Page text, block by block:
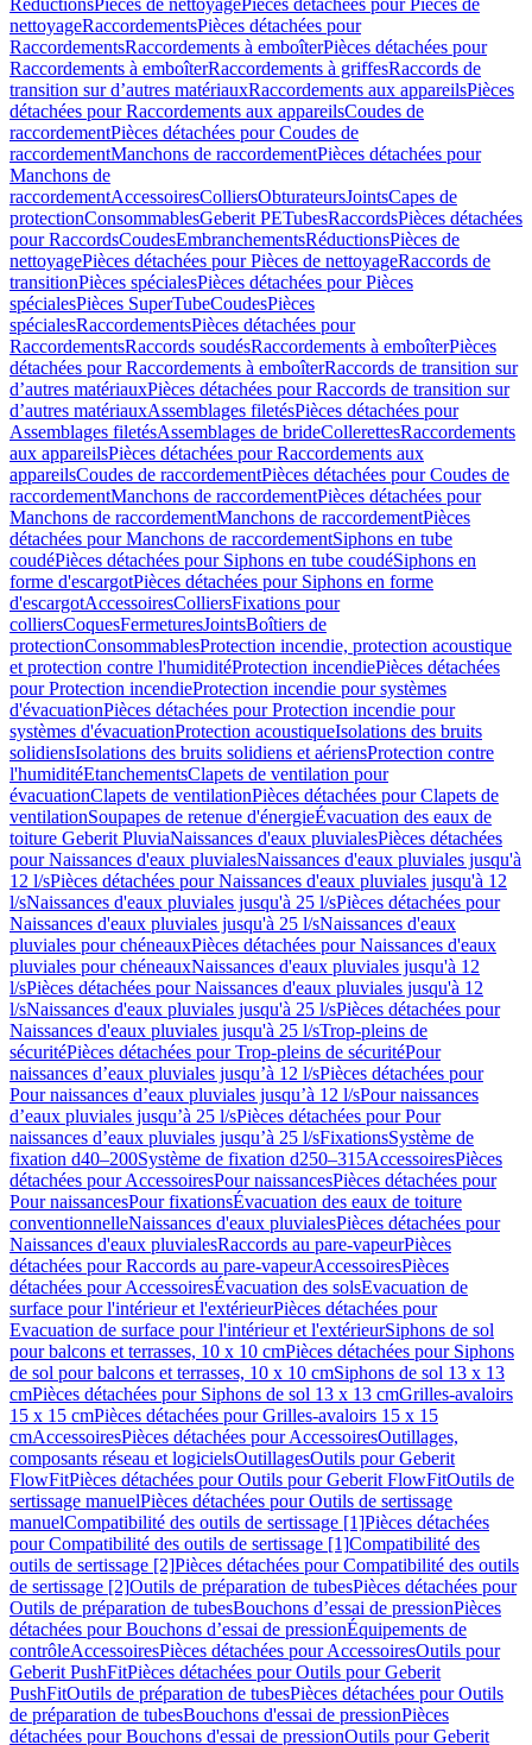
RéductionsPièces de nettoyagePièces détachées pour Pièces de
nettoyageRaccordementsPièces détachées pour
RaccordementsRaccordements à emboîterPièces détachées pour
Raccordements à emboîterRaccordements à griffesRaccords de
transition sur d’autres matériauxRaccordements aux appareilsPièces
détachées pour Raccordements aux appareilsCoudes de
raccordementPièces détachées pour Coudes de
raccordementManchons de raccordementPièces détachées pour
Manchons de
raccordementAccessoiresColliersObturateursJointsCapes de
protectionConsommablesGeberit PETubesRaccordsPièces détachées
pour RaccordsCoudesEmbranchementsRéductionsPièces de
nettoyagePièces détachées pour Pièces de nettoyageRaccords de
transitionPièces spécialesPièces détachées pour Pièces
spécialesPièces SuperTubeCoudesPièces
spécialesRaccordementsPièces détachées pour
RaccordementsRaccords soudésRaccordements à emboîterPièces
détachées pour Raccordements à emboîterRaccords de transition sur
d’autres matériauxPièces détachées pour Raccords de transition sur
d’autres matériauxAssemblages filetésPièces détachées pour
Assemblages filetésAssemblages de brideCollerettesRaccordements
aux appareilsPièces détachées pour Raccordements aux
appareilsCoudes de raccordementPièces détachées pour Coudes de
raccordementManchons de raccordementPièces détachées pour
Manchons de raccordementManchons de raccordementPièces
détachées pour Manchons de raccordementSiphons en tube
coudéPièces détachées pour Siphons en tube coudéSiphons en
forme d'escargotPièces détachées pour Siphons en forme
d'escargotAccessoiresColliersFixations pour
colliersCoquesFermeturesJointsBoîtiers de
protectionConsommablesProtection incendie, protection acoustique
et protection contre l'humiditéProtection incendiePièces détachées
pour Protection incendieProtection incendie pour systèmes
d'évacuationPièces détachées pour Protection incendie pour
systèmes d'évacuationProtection acoustiqueIsolations des bruits
solidiensIsolations des bruits solidiens et aériensProtection contre
l'humiditéEtanchementsClapets de ventilation pour
évacuationClapets de ventilationPièces détachées pour Clapets de
ventilationSoupapes de retenue d'énergieÉvacuation des eaux de
toiture Geberit PluviaNaissances d'eaux pluvialesPièces détachées
pour Naissances d'eaux pluvialesNaissances d'eaux pluviales jusqu'à
12 l/sPièces détachées pour Naissances d'eaux pluviales jusqu'à 12
l/sNaissances d'eaux pluviales jusqu'à 25 l/sPièces détachées pour
Naissances d'eaux pluviales jusqu'à 25 l/sNaissances d'eaux
pluviales pour chéneauxPièces détachées pour Naissances d'eaux
pluviales pour chéneauxNaissances d'eaux pluviales jusqu'à 12
l/sPièces détachées pour Naissances d'eaux pluviales jusqu'à 12
l/sNaissances d'eaux pluviales jusqu'à 25 l/sPièces détachées pour
Naissances d'eaux pluviales jusqu'à 25 l/sTrop-pleins de
sécuritéPièces détachées pour Trop-pleins de sécuritéPour
naissances d’eaux pluviales jusqu’à 12 l/sPièces détachées pour
Pour naissances d’eaux pluviales jusqu’à 12 l/sPour naissances
d’eaux pluviales jusqu’à 25 l/sPièces détachées pour Pour
naissances d’eaux pluviales jusqu’à 25 l/sFixationsSystème de
fixation d40–200Système de fixation d250–315AccessoiresPièces
détachées pour AccessoiresPour naissancesPièces détachées pour
Pour naissancesPour fixationsÉvacuation des eaux de toiture
conventionnelleNaissances d'eaux pluvialesPièces détachées pour
Naissances d'eaux pluvialesRaccords au pare-vapeurPièces
détachées pour Raccords au pare-vapeurAccessoiresPièces
détachées pour AccessoiresÉvacuation des solsEvacuation de
surface pour l'intérieur et l'extérieurPièces détachées pour
Evacuation de surface pour l'intérieur et l'extérieurSiphons de sol
pour balcons et terrasses, 10 x 10 cmPièces détachées pour Siphons
de sol pour balcons et terrasses, 10 x 10 cmSiphons de sol 13 x 13
cmPièces détachées pour Siphons de sol 13 x 13 cmGrilles-avaloirs
15 x 15 cmPièces détachées pour Grilles-avaloirs 15 x 15
cmAccessoiresPièces détachées pour AccessoiresOutillages,
composants réseau et logicielsOutillagesOutils pour Geberit
FlowFitPièces détachées pour Outils pour Geberit FlowFitOutils de
sertissage manuelPièces détachées pour Outils de sertissage
manuelCompatibilité des outils de sertissage [1]Pièces détachées
pour Compatibilité des outils de sertissage [1]Compatibilité des
outils de sertissage [2]Pièces détachées pour Compatibilité des outils
de sertissage [2]Outils de préparation de tubesPièces détachées pour
Outils de préparation de tubesBouchons d’essai de pressionPièces
détachées pour Bouchons d’essai de pressionÉquipements de
contrôleAccessoiresPièces détachées pour AccessoiresOutils pour
Geberit PushFitPièces détachées pour Outils pour Geberit
PushFitOutils de préparation de tubesPièces détachées pour Outils
de préparation de tubesBouchons d'essai de pressionPièces
détachées pour Bouchons d'essai de pressionOutils pour Geberit